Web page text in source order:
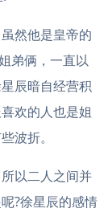
然他是皇帝的
弟俩，一直以
辰暗自经营积
欢的人也是姐
波折。
以二人之间并
?徐星辰的感情